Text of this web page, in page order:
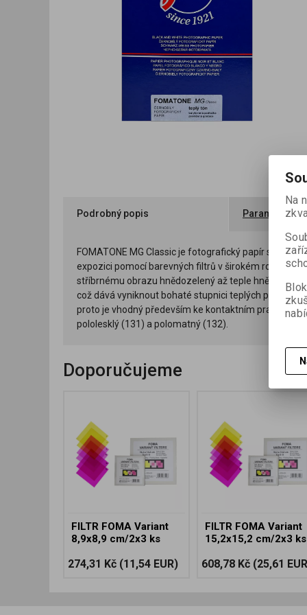
Podrobný popis Parametry
FOMATONE MG Classic je fotografický papír s
expozici pomocí barevných filtrů v širokém rozmezí
stříbrnému obrazu hnědozelený až teple hnědý tón,
což dává vyniknout bohaté stupnici teplých polotónů
proto je vhodný především ke kontaktním pracím, lze
pololesklý (131) a polomatný (132).
Doporučujeme
FILTR FOMA Variant
8,9x8,9 cm/2x3 ks
274,31 Kč (11,54 EUR)
FILTR FOMA Variant
15,2x15,2 cm/2x3 ks
608,78 Kč (25,61
Na